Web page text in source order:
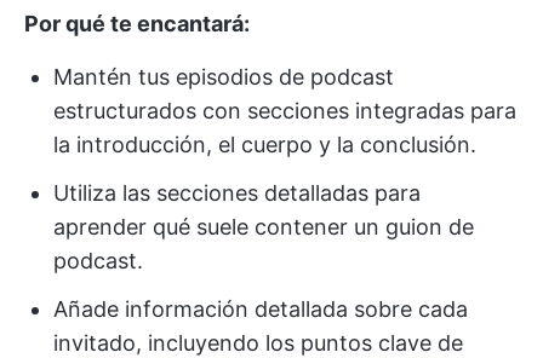
Por qué te encantará:
Mantén tus episodios de podcast
estructurados con secciones integradas para
la introducción, el cuerpo y la conclusión.
Utiliza las secciones detalladas para
aprender qué suele contener un guion de
podcast.
Añade información detallada sobre cada
invitado, incluyendo los puntos clave de